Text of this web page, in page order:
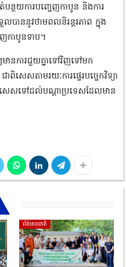
ន្ថយការបញ្ចេញកាបូន និងការ
លបាននូវថាមពលនិរន្តរភាព ក្នុង
ញកាបូនទាប។
ានការជួយគ្នាទៅវិញទៅមក
សេសតាមរយៈការផ្ទេរបច្ចេកវិទ្យា
សេសទៅដល់បណ្តាប្រទេសដែលមាន
ព័ត៌មានជាតិ